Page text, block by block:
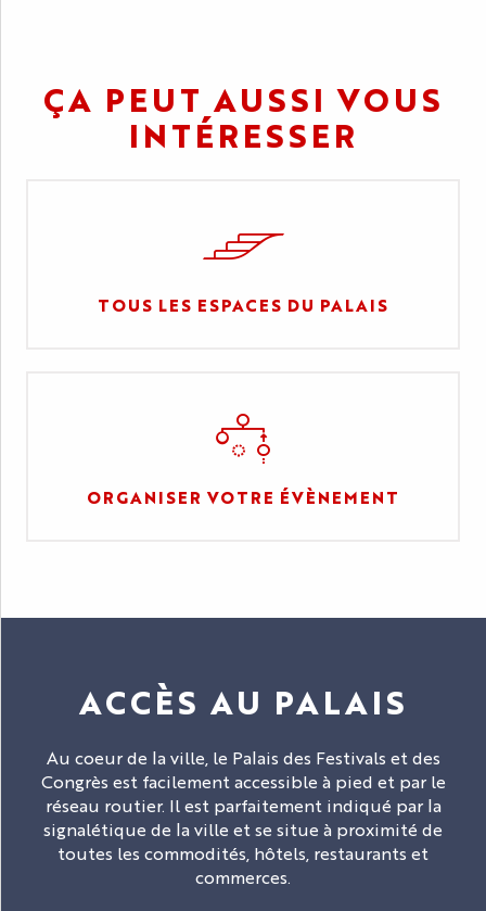
ÇA PEUT AUSSI VOUS
INTÉRESSER
TOUS LES ESPACES DU PALAIS
ORGANISER VOTRE ÉVÈNEMENT
ACCÈS AU PALAIS
Au coeur de la ville, le Palais des Festivals et des
Congrès est facilement accessible à pied et par le
réseau routier. Il est parfaitement indiqué par la
signalétique de la ville et se situe à proximité de
toutes les commodités, hôtels, restaurants et
commerces.